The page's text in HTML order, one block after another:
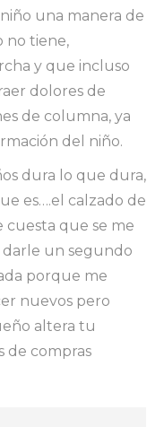
una manera de
no tiene,
y que incluso
dolores de
de columna, ya
del niño.
dura lo que dura,
es….el calzado de
cuesta que se me
un segundo
porque me
nuevos pero
altera tu
de compras